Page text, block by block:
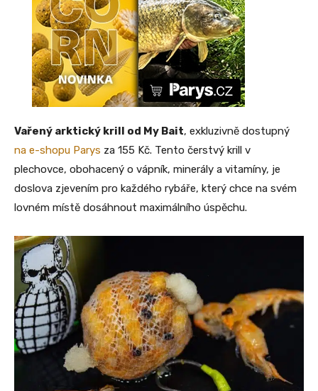
Vařený arktický krill od My Bait, exkluzivně dostupný
na e-shopu Parys za 155 Kč. Tento čerstvý krill v
plechovce, obohacený o vápník, minerály a vitamíny, je
doslova zjevením pro každého rybáře, který chce na svém
lovném místě dosáhnout maximálního úspěchu.